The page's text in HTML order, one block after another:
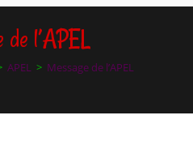
de l’APEL
APEL > Message de l’APEL